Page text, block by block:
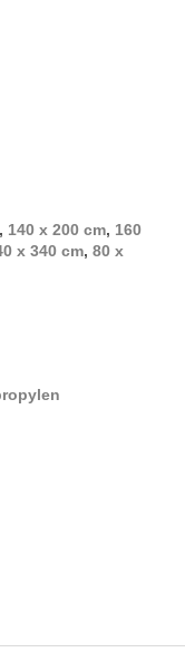
, 140 x 200 cm, 160
x 340 cm, 80 x